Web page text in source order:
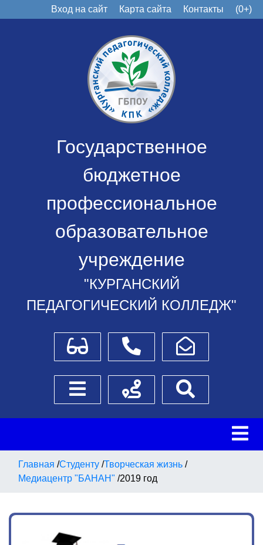
Вход на сайт Карта сайта Контакты (0+)
Государственное
бюджетное
профессиональное
образовательное
учреждение
"КУРГАНСКИЙ
ПЕДАГОГИЧЕСКИЙ КОЛЛЕДЖ"
Для слабовидящихТелефоныНаписать обращение
Боковое менюСхема проезда
Главная /Студенту /Творческая жизнь /
Медиацентр "БАНАН" /2019 год